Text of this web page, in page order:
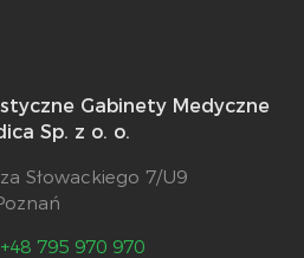
Gabinety Medyczne
Sp. z o. o.
Słowackiego 7/U9
+48 795 970 970